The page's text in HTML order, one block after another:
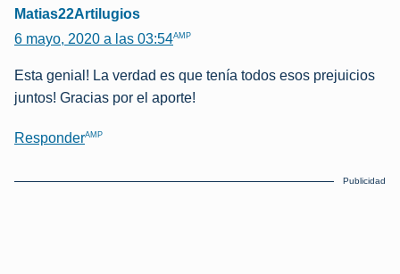
Matias22Artilugios
6 mayo, 2020 a las 03:54AMP
Esta genial! La verdad es que tenía todos esos prejuicios
juntos! Gracias por el aporte!
ResponderAMP
Publicidad